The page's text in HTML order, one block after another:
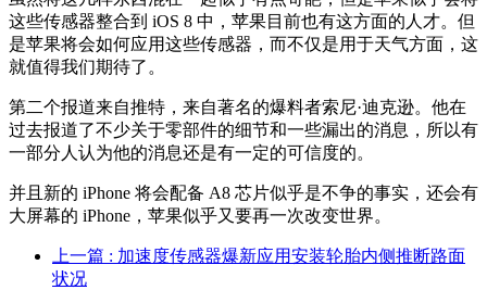
这些传感器整合到 iOS 8 中，苹果目前也有这方面的人才。但
是苹果将会如何应用这些传感器，而不仅是用于天气方面，这
就值得我们期待了。
第二个报道来自推特，来自著名的爆料者索尼·迪克逊。他在
过去报道了不少关于零部件的细节和一些漏出的消息，所以有
一部分人认为他的消息还是有一定的可信度的。
并且新的 iPhone 将会配备 A8 芯片似乎是不争的事实，还会有
大屏幕的 iPhone，苹果似乎又要再一次改变世界。
上一篇 : 加速度传感器爆新应用安装轮胎内侧推断路面
状况